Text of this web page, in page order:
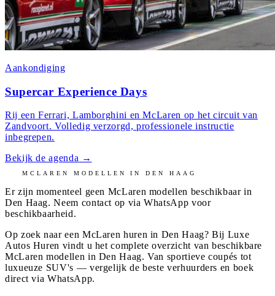
Aankondiging
Supercar Experience Days
Rij een Ferrari, Lamborghini en McLaren op het circuit van
Zandvoort. Volledig verzorgd, professionele instructie
inbegrepen.
Bekijk de agenda →
MCLAREN MODELLEN INDEN HAAG
Er zijn momenteel geen McLaren modellen beschikbaar in
Den Haag. Neem contact op via WhatsApp voor
beschikbaarheid.
Op zoek naar een McLaren huren in Den Haag? Bij Luxe
Autos Huren vindt u het complete overzicht van beschikbare
McLaren modellen in Den Haag. Van sportieve coupés tot
luxueuze SUV's — vergelijk de beste verhuurders en boek
direct via WhatsApp.